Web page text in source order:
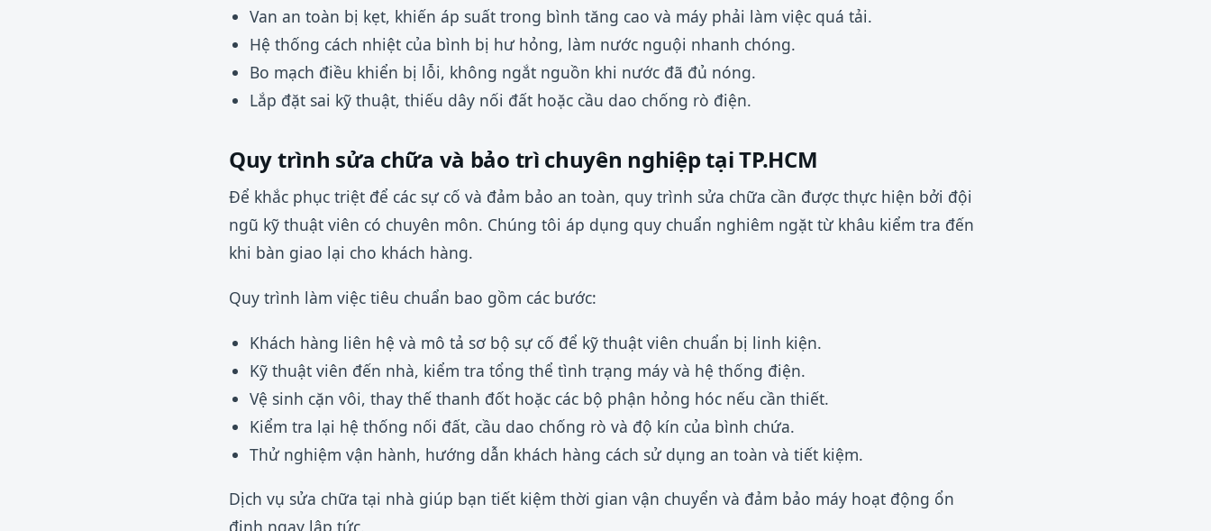
Van an toàn bị kẹt, khiến áp suất trong bình tăng cao và máy phải làm việc quá tải.
Hệ thống cách nhiệt của bình bị hư hỏng, làm nước nguội nhanh chóng.
Bo mạch điều khiển bị lỗi, không ngắt nguồn khi nước đã đủ nóng.
Lắp đặt sai kỹ thuật, thiếu dây nối đất hoặc cầu dao chống rò điện.
Quy trình sửa chữa và bảo trì chuyên nghiệp tại TP.HCM
Để khắc phục triệt để các sự cố và đảm bảo an toàn, quy trình sửa chữa cần được thực hiện bởi đội
ngũ kỹ thuật viên có chuyên môn. Chúng tôi áp dụng quy chuẩn nghiêm ngặt từ khâu kiểm tra đến
khi bàn giao lại cho khách hàng.
Quy trình làm việc tiêu chuẩn bao gồm các bước:
Khách hàng liên hệ và mô tả sơ bộ sự cố để kỹ thuật viên chuẩn bị linh kiện.
Kỹ thuật viên đến nhà, kiểm tra tổng thể tình trạng máy và hệ thống điện.
Vệ sinh cặn vôi, thay thế thanh đốt hoặc các bộ phận hỏng hóc nếu cần thiết.
Kiểm tra lại hệ thống nối đất, cầu dao chống rò và độ kín của bình chứa.
Thử nghiệm vận hành, hướng dẫn khách hàng cách sử dụng an toàn và tiết kiệm.
Dịch vụ sửa chữa tại nhà giúp bạn tiết kiệm thời gian vận chuyển và đảm bảo máy hoạt động ổn
định ngay lập tức.